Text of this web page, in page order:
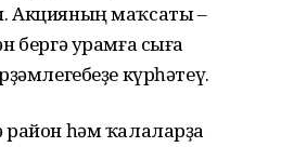
Акцияның маҡсаты –
бергә урамға сыға
күрһәтеү.
һәм ҡалаларҙа